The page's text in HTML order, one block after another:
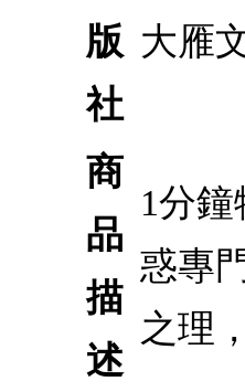
版
社
大雁
商
品
描
述
1分
惑專
之理